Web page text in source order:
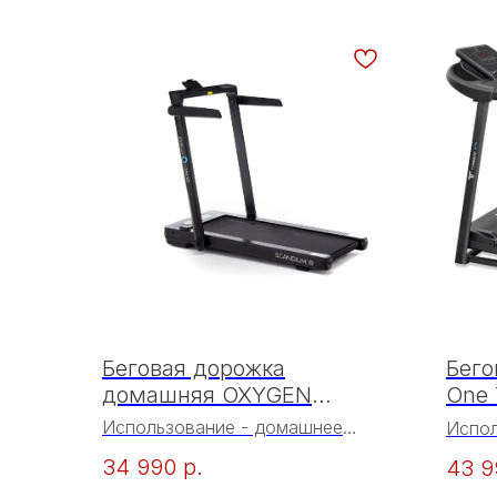
Беговая дорожка
домашняя OXYGEN
FITNESS SCANDIUM B
Использование - домашнее
дорожка
34 990 р.
One
43